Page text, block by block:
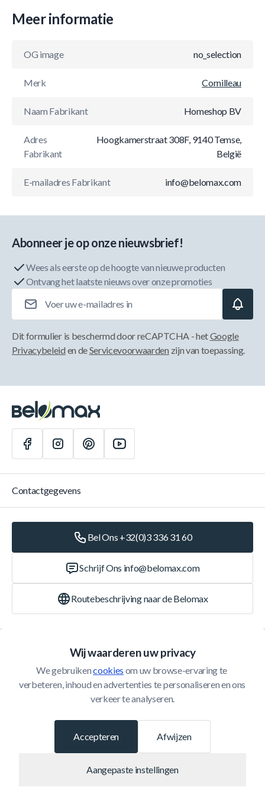
Meer informatie
OG image no_selection
Merk Cornilleau
Naam Fabrikant Homeshop BV
Adres
Fabrikant
Hoogkamerstraat 308F, 9140 Temse,
België
E-mailadres Fabrikant info@belomax.com
Wij waarderen uw privacy
We gebruiken cookies om uw browse-ervaring te
verbeteren, inhoud en advertenties te personaliseren en ons
verkeer te analyseren.
Afwijzen
Aangepaste instellingen
Accepteren
Abonneer je op onze nieuwsbrief!
Wees als eerste op de hoogte van nieuwe producten
Ontvang het laatste nieuws over onze promoties
Dit formulier is beschermd door reCAPTCHA - hetGoogle
Privacybeleid en deServicevoorwaarden zijn van toepassing.
Klantenservice
Contactgegevens
Bel Ons +32(0)3 336 31 60
Schrijf Ons info@belomax.com
Routebeschrijving naar de Belomax